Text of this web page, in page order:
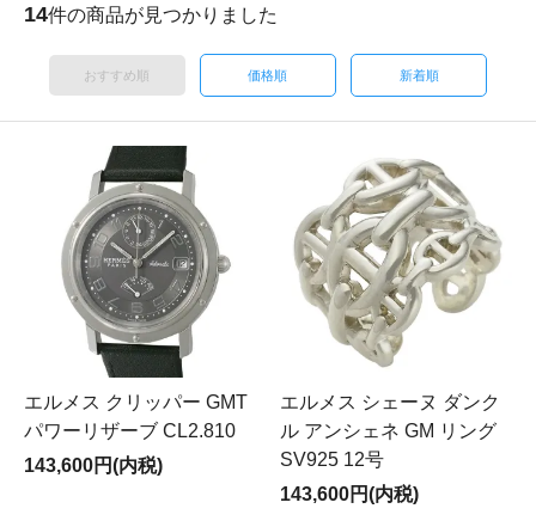
14件の商品が見つかりました
おすすめ順 価格順 新着順
エルメス クリッパー GMT
パワーリザーブ CL2.810
143,600円(内税)
エルメス シェーヌ ダンク
ル アンシェネ GM リング
SV925 12号
143,600円(内税)